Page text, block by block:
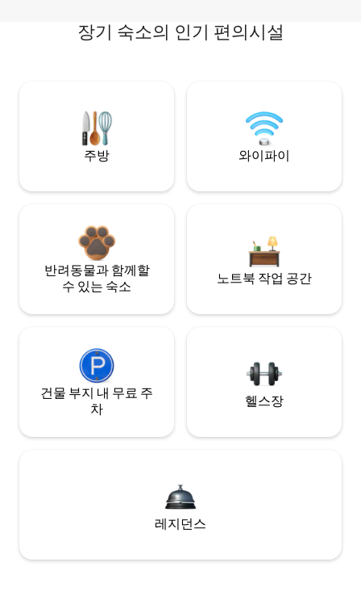
장기 숙소의 인기 편의시설
주방 와이파이
반려동물과 함께할
수 있는 숙소
노트북 작업 공간
건물 부지 내 무료 주
차
헬스장
레지던스